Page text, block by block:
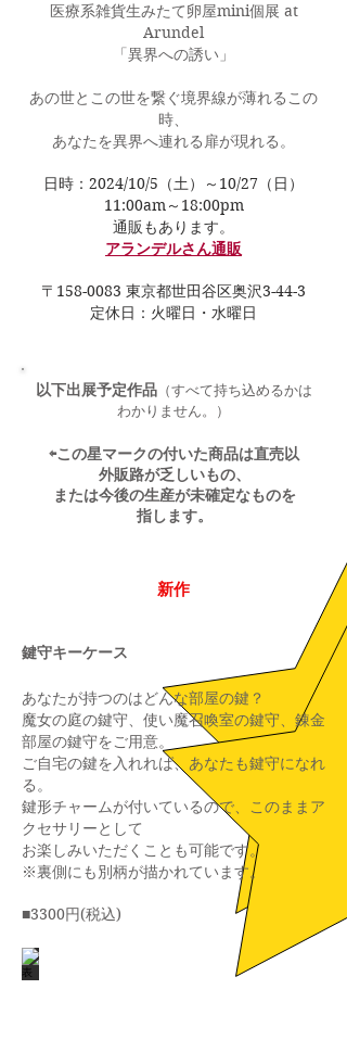
医療系雑貨生みたて卵屋mini個展 at
Arundel
「異界への誘い」
あの世とこの世を繋ぐ境界線が薄れるこの
時、
あなたを異界へ連れる扉が現れる。
日時：2024/10/5（土）～10/27（日）
11:00am～18:00pm
​通販もあります。
​アランデルさん通販
〒158-0083 東京都世田谷区奥沢3-44-3
定休日：火曜日・水曜日
​以下出展予定作品（すべて持ち込めるかは
わかりません。）
⇦この星マークの付いた商品は直売以
外販路が乏しいもの、
または今後の生産が未確定なものを
指します。
新作
鍵守キーケース
あなたが持つのはどんな部屋の鍵？
魔女の庭の鍵守、使い魔召喚室の鍵守、錬金
部屋の鍵守をご用意。
ご自宅の鍵を入れれば、あなたも鍵守になれ
る。
鍵形チャームが付いているので、このままア
クセサリーとして
お楽しみいただくことも可能です。
※裏側にも別柄が描かれています。
■3300円(税込)